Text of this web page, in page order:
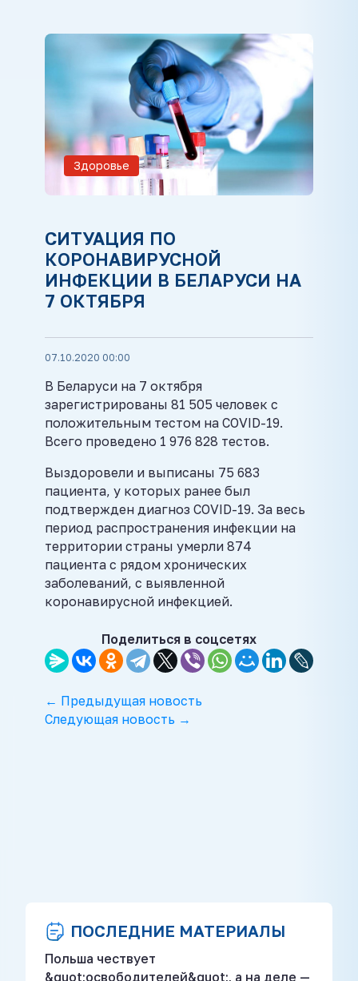
Здоровье
СИТУАЦИЯ ПО
КОРОНАВИРУСНОЙ
ИНФЕКЦИИ В БЕЛАРУСИ НА
7 ОКТЯБРЯ
07.10.2020 00:00
В Беларуси на 7 октября
зарегистрированы 81 505 человек с
положительным тестом на COVID-19.
Всего проведено 1 976 828 тестов.
Выздоровели и выписаны 75 683
пациента, у которых ранее был
подтвержден диагноз COVID-19. За весь
период распространения инфекции на
территории страны умерли 874
пациента с рядом хронических
заболеваний, с выявленной
коронавирусной инфекцией.
Поделиться в соцсетях
← Предыдущая новость
Следующая новость →
ПОСЛЕДНИЕ МАТЕРИАЛЫ
Польша чествует
&quot;освободителей&quot;, а на деле —